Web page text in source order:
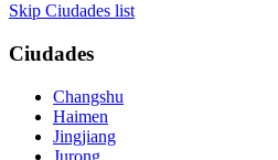
Skip Ciudades list
Ciudades
Changshu
Haimen
Jingjiang
Jurong